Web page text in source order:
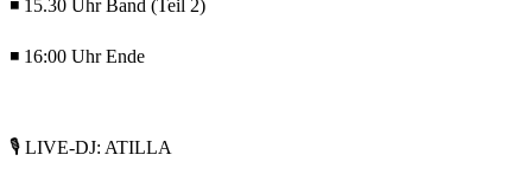
◾ 15.30 Uhr Band (Teil 2)
◾ 16:00 Uhr Ende
🎙️ LIVE-DJ: ATILLA